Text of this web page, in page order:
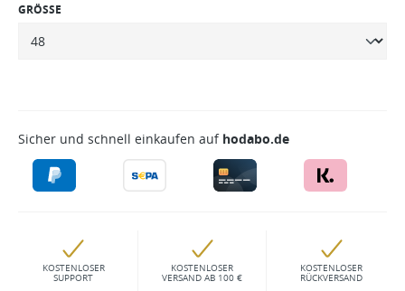
GRÖSSE
Sicher und schnell einkaufen auf hodabo.de
KOSTENLOSER
SUPPORT
KOSTENLOSER
VERSAND AB 100 €
KOSTENLOSER
RÜCKVERSAND